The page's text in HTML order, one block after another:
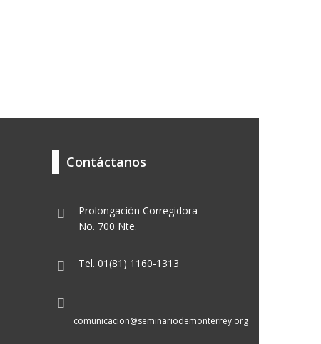
Contáctanos
Prolongación Corregidora
No. 700 Nte.
Tel. 01(81) 1160-1313
comunicacion@seminariodemonterrey.org